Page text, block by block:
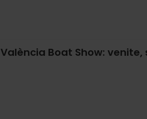
València Boat Show: